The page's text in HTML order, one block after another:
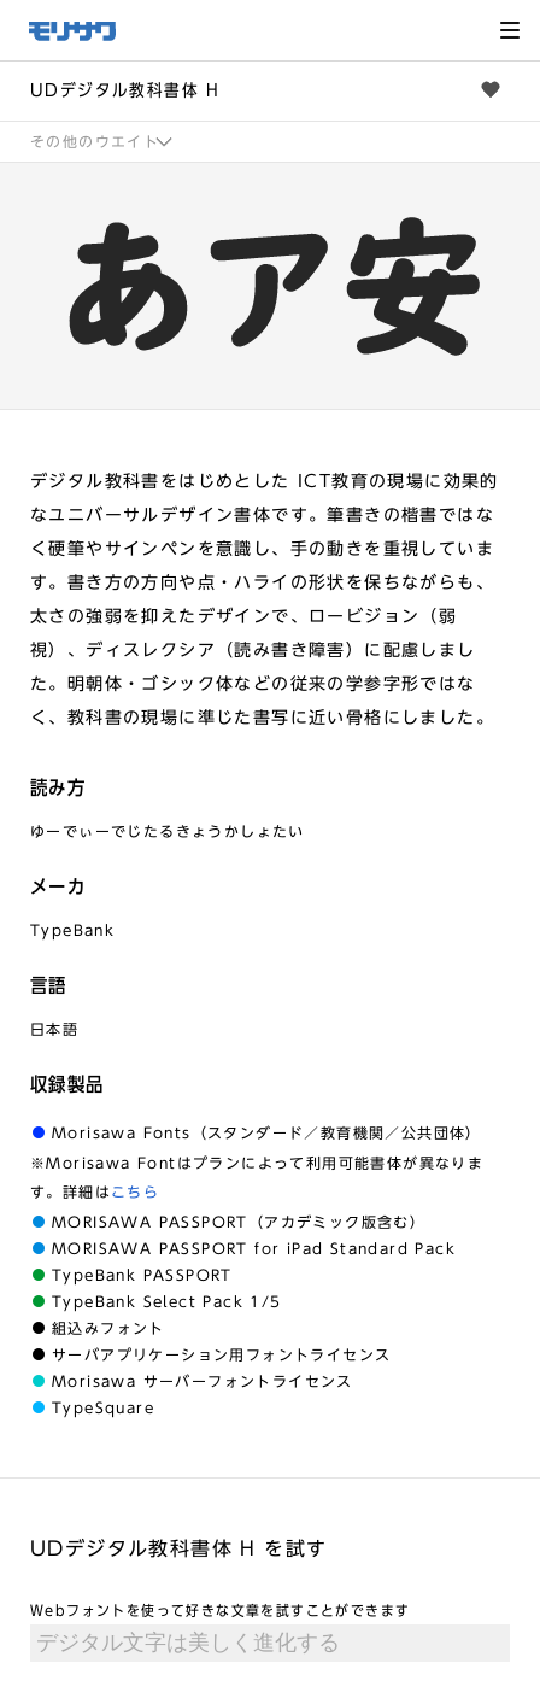
メ
ニュー
飛ばし
へ移動
UDデジタル教科書体 H
その他のウエイト
デジタル教科書をはじめとした ICT教育の現場に効果的
なユニバーサルデザイン書体です。筆書きの楷書ではな
く硬筆やサインペンを意識し、手の動きを重視していま
す。書き方の方向や点・ハライの形状を保ちながらも、
太さの強弱を抑えたデザインで、ロービジョン（弱
視）、ディスレクシア（読み書き障害）に配慮しまし
た。明朝体・ゴシック体などの従来の学参字形ではな
く、教科書の現場に準じた書写に近い骨格にしました。
読み方
ゆーでぃーでじたるきょうかしょたい
メーカ
TypeBank
言語
日本語
収録製品
Morisawa Fonts（スタンダード／教育機関／公共団体）
※Morisawa Fontはプランによって利用可能書体が異なりま
す。詳細は こちら
MORISAWA PASSPORT（アカデミック版含む）
MORISAWA PASSPORT for iPad Standard Pack
TypeBank PASSPORT
TypeBank Select Pack 1/5
組込みフォント
サーバアプリケーション用フォントライセンス
Morisawa サーバーフォントライセンス
TypeSquare
UDデジタル教科書体 H を試す
Webフォントを使って好きな文章を試すことができます